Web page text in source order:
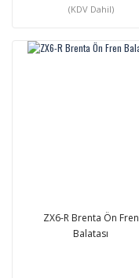
(KDV Dahil)
ZX6-R Brenta Ön Fren
Balatası